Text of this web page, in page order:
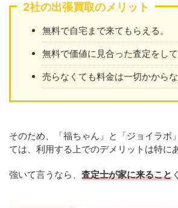
2社の出張買取のメリット
無料で自宅まで来てもらえる。
無料で価値に見合った査定をして
売らなくても料金は一切かからな
そのため、「福ちゃん」と「ジョイラボ
ては、利用する上でのデメリットは特に
強いて言うなら、 査定士が家に来ること